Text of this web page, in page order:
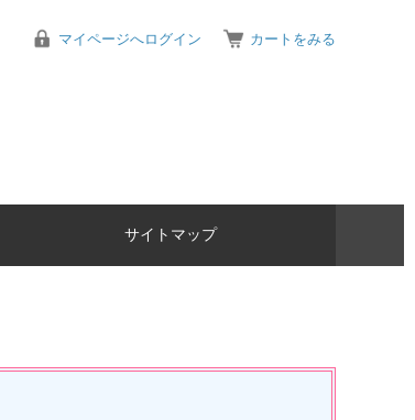
マイページへログイン カートをみる
サイトマップ